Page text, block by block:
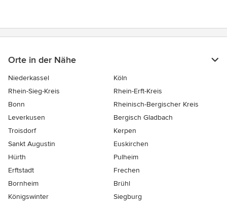
Orte in der Nähe
Niederkassel
Köln
Rhein-Sieg-Kreis
Rhein-Erft-Kreis
Bonn
Rheinisch-Bergischer Kreis
Leverkusen
Bergisch Gladbach
Troisdorf
Kerpen
Sankt Augustin
Euskirchen
Hürth
Pulheim
Erftstadt
Frechen
Bornheim
Brühl
Königswinter
Siegburg